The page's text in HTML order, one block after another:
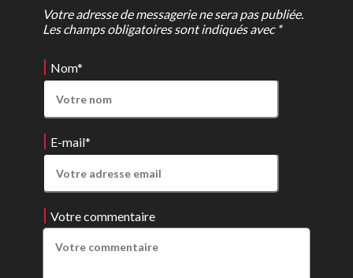
Votre adresse de messagerie ne sera pas publiée.
Les champs obligatoires sont indiqués avec *
Nom*
E-mail*
Votre commentaire